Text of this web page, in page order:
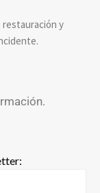
restauración y